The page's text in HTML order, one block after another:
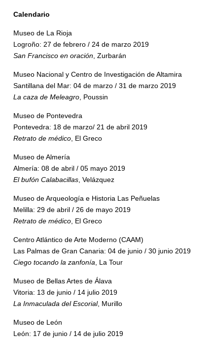
Calendario
Museo de La Rioja
Logroño: 27 de febrero / 24 de marzo 2019
San Francisco en oración, Zurbarán
Museo Nacional y Centro de Investigación de Altamira
Santillana del Mar: 04 de marzo / 31 de marzo 2019
La caza de Meleagro, Poussin
Museo de Pontevedra
Pontevedra: 18 de marzo/ 21 de abril 2019
Retrato de médico, El Greco
Museo de Almería
Almería: 08 de abril / 05 mayo 2019
El bufón Calabacillas, Velázquez
Museo de Arqueología e Historia Las Peñuelas
Melilla: 29 de abril / 26 de mayo 2019
Retrato de médico, El Greco
Centro Atlántico de Arte Moderno (CAAM)
Las Palmas de Gran Canaria: 04 de junio / 30 junio 2019
Ciego tocando la zanfonía , La Tour
Museo de Bellas Artes de Álava
Vitoria: 13 de junio / 14 julio 2019
La Inmaculada del Escorial, Murillo
Museo de León
León: 17 de junio / 14 de julio 2019